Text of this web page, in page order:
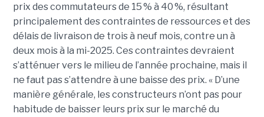
prix des commutateurs de 15 % à 40 %, résultant
principalement des contraintes de ressources et des
délais de livraison de trois à neuf mois, contre un à
deux mois à la mi-2025. Ces contraintes devraient
s’atténuer vers le milieu de l’année prochaine, mais il
ne faut pas s’attendre à une baisse des prix. « D’une
manière générale, les constructeurs n’ont pas pour
habitude de baisser leurs prix sur le marché du